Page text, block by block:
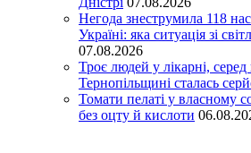
Негода знеструмила 118
Україні: яка ситуація зі
07.08.2026
Троє людей у лікарні,
Тернопільщині сталась
Томати пелаті у власному
без оцту й кислоти